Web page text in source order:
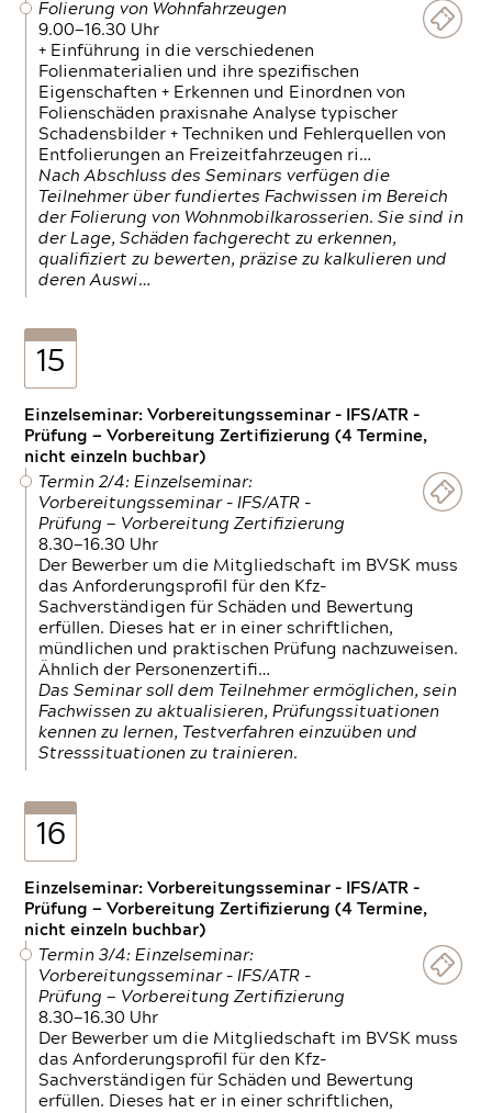
Folierung von Wohnfahrzeugen
9.00—16.30 Uhr
+ Einführung in die verschiedenen
Folienmaterialien und ihre spezifischen
Eigenschaften + Erkennen und Einordnen von
Folienschäden praxisnahe Analyse typischer
Schadensbilder + Techniken und Fehlerquellen von
Entfolierungen an Freizeitfahrzeugen ri…
Nach Abschluss des Seminars verfügen die
Teilnehmer über fundiertes Fachwissen im Bereich
der Folierung von Wohnmobilkarosserien. Sie sind in
der Lage, Schäden fachgerecht zu erkennen,
qualifiziert zu bewerten, präzise zu kalkulieren und
deren Auswi…
15
Einzelseminar: Vorbereitungsseminar - IFS/ATR -
Prüfung — Vorbereitung Zertifizierung (4 Termine,
nicht einzeln buchbar)
Termin 2/4: Einzelseminar:
Vorbereitungsseminar - IFS/ATR -
Prüfung — Vorbereitung Zertifizierung
8.30—16.30 Uhr
Der Bewerber um die Mitgliedschaft im BVSK muss
das Anforderungsprofil für den Kfz-
Sachverständigen für Schäden und Bewertung
erfüllen. Dieses hat er in einer schriftlichen,
mündlichen und praktischen Prüfung nachzuweisen.
Ähnlich der Personenzertifi…
Das Seminar soll dem Teilnehmer ermöglichen, sein
Fachwissen zu aktualisieren, Prüfungssituationen
kennen zu lernen, Testverfahren einzuüben und
Stresssituationen zu trainieren.
16
Einzelseminar: Vorbereitungsseminar - IFS/ATR -
Prüfung — Vorbereitung Zertifizierung (4 Termine,
nicht einzeln buchbar)
Termin 3/4: Einzelseminar:
Vorbereitungsseminar - IFS/ATR -
Prüfung — Vorbereitung Zertifizierung
8.30—16.30 Uhr
Der Bewerber um die Mitgliedschaft im BVSK muss
das Anforderungsprofil für den Kfz-
Sachverständigen für Schäden und Bewertung
erfüllen. Dieses hat er in einer schriftlichen,